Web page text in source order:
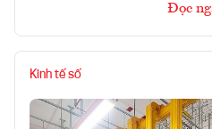
Đọc
Kinh tế số